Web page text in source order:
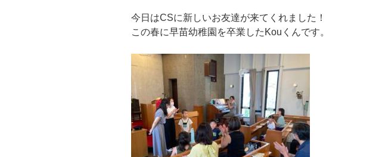
今日はCSに新しいお友達が来てくれました！
この春に早苗幼稚園を卒業したKouくんです。